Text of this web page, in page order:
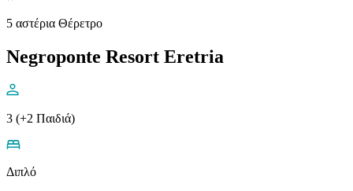
5 αστέρια Θέρετρο
Negroponte Resort Eretria
3 (+2 Παιδιά)
Διπλό